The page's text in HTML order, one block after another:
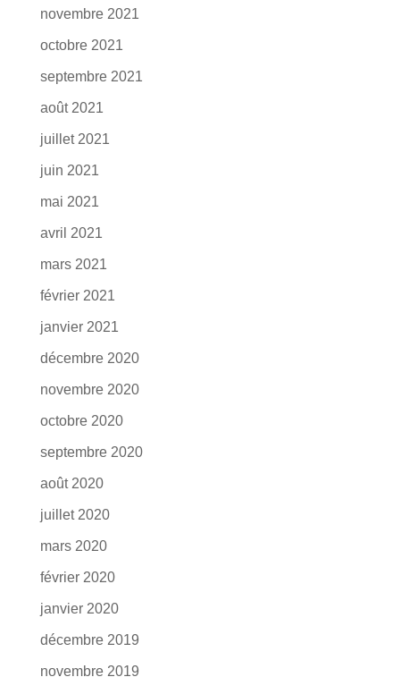
novembre 2021
octobre 2021
septembre 2021
août 2021
juillet 2021
juin 2021
mai 2021
avril 2021
mars 2021
février 2021
janvier 2021
décembre 2020
novembre 2020
octobre 2020
septembre 2020
août 2020
juillet 2020
mars 2020
février 2020
janvier 2020
décembre 2019
novembre 2019